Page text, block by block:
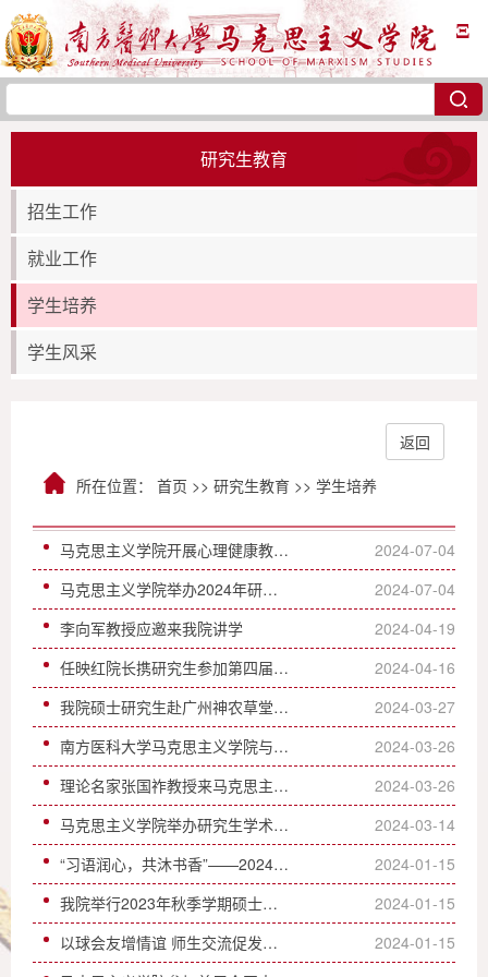
Ξ
研究生教育
招生工作
就业工作
学生培养
学生风采
所在位置： 首页 >> 研究生教育 >> 学生培养
返回
马克思主义学院开展心理健康教育与毕业生就业分享主题班会
2024-07-04
马克思主义学院举办2024年研究生模拟授课比赛
2024-07-04
李向军教授应邀来我院讲学
2024-04-19
任映红院长携研究生参加第四届创新马克思主义学术论坛
2024-04-16
我院硕士研究生赴广州神农草堂中医药博物馆开展党建带团建主题活动
2024-03-27
南方医科大学马克思主义学院与京溪街共建党校实践基地，深入推进“大思政课”建设
2024-03-26
理论名家张国祚教授来马克思主义学院讲学
2024-03-26
马克思主义学院举办研究生学术沙龙
2024-03-14
“习语润心，共沐书香”——2024年第1期“青年之家”读书会顺利举行
2024-01-15
我院举行2023年秋季学期硕士研究生论文评议会
2024-01-15
以球会友增情谊 师生交流促发展——马克思主义学院举办第一届师生篮球友谊赛
2024-01-15